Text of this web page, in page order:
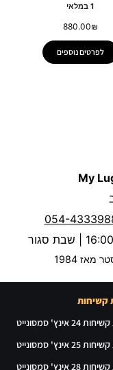
1 במלאי
880.00₪
לפרטים נוספים
054-
מאז 1984
קשיחות
אינץ' סמסונייט
אינץ' סמסונייט
אינץ' סמסונייט